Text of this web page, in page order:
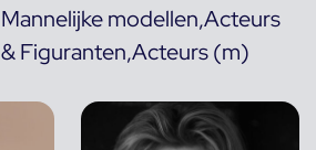
Mannelijke modellen,Acteurs
& Figuranten,Acteurs (m)